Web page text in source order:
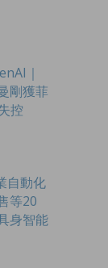
｜
剛獲菲
控
自動化
等20
身智能